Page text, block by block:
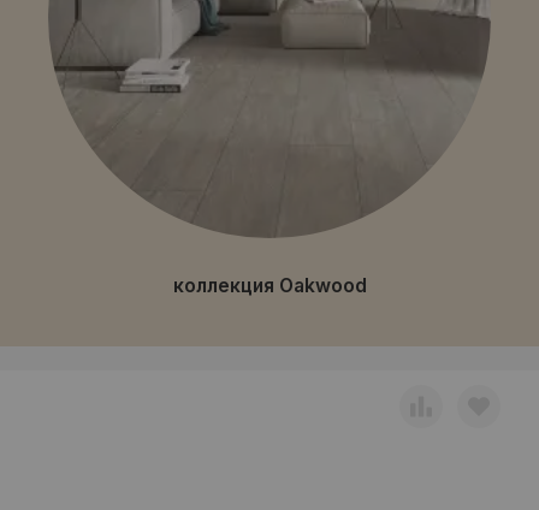
коллекция Oakwood